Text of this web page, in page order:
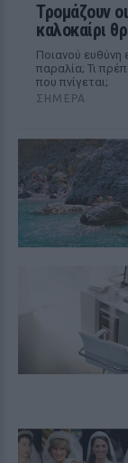
Τρομάζουν
καλοκαίρι
Ποιανού ευθύνη
παραλία; Τι
που πνίγεται;
ΣΉΜΕΡΑ